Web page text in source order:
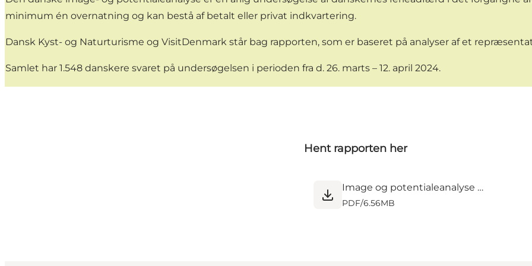
minimum én overnatning og kan bestå af betalt eller privat indkvartering.
Dansk Kyst- og Naturturisme og VisitDenmark står bag rapporten, som er baseret på analyser af et
Samlet har 1.548 danskere svaret på undersøgelsen i perioden fra d. 26. marts – 12. april 2024.
Hent rapporten her
Image og potentialeanalyse for Danmark - Epinion_final_v2 - 01.07.24.pdf
PDF/6.56MB